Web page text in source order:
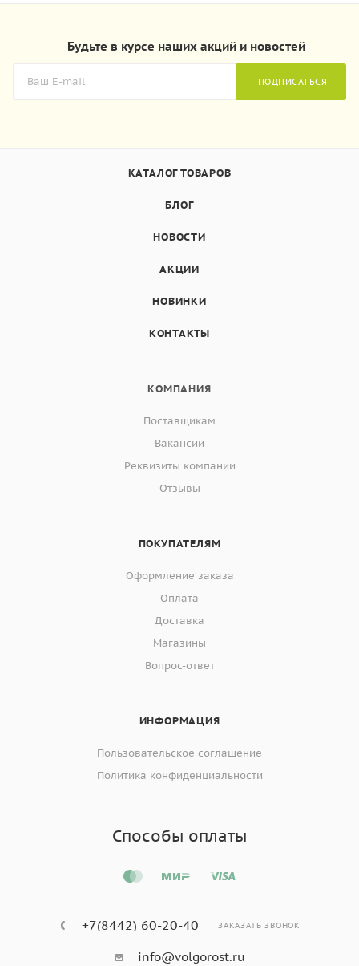
Будьте в курсе наших акций и новостей
ПОДПИСАТЬСЯ
КАТАЛОГ ТОВАРОВ
БЛОГ
НОВОСТИ
АКЦИИ
НОВИНКИ
КОНТАКТЫ
КОМПАНИЯ
Поставщикам
Вакансии
Реквизиты компании
Отзывы
ПОКУПАТЕЛЯМ
Оформление заказа
Оплата
Доставка
Магазины
Вопрос-ответ
ИНФОРМАЦИЯ
Пользовательское соглашение
Политика конфиденциальности
Способы оплаты
+7(8442) 60-20-40 ЗАКАЗАТЬ ЗВОНОК
info@volgorost.ru